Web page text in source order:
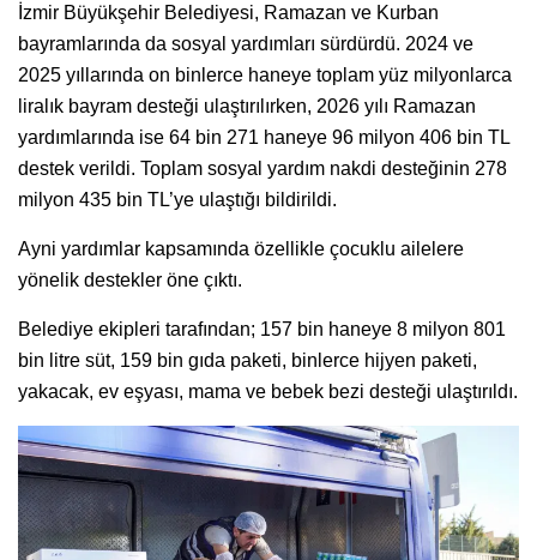
İzmir Büyükşehir Belediyesi, Ramazan ve Kurban
bayramlarında da sosyal yardımları sürdürdü. 2024 ve
2025 yıllarında on binlerce haneye toplam yüz milyonlarca
liralık bayram desteği ulaştırılırken, 2026 yılı Ramazan
yardımlarında ise 64 bin 271 haneye 96 milyon 406 bin TL
destek verildi. Toplam sosyal yardım nakdi desteğinin 278
milyon 435 bin TL’ye ulaştığı bildirildi.
Ayni yardımlar kapsamında özellikle çocuklu ailelere
yönelik destekler öne çıktı.
Belediye ekipleri tarafından; 157 bin haneye 8 milyon 801
bin litre süt, 159 bin gıda paketi, binlerce hijyen paketi,
yakacak, ev eşyası, mama ve bebek bezi desteği ulaştırıldı.